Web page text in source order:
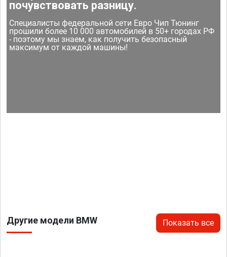
почувствовать разницу.
Специалисты федеральной сети Евро Чип Тюнинг
прошили более 10 000 автомобилей в 50+ городах РФ
- поэтому мы знаем, как получить безопасный
максимум от каждой машины!
Другие модели BMW Показать все